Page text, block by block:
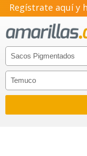
Regístrate aquí y